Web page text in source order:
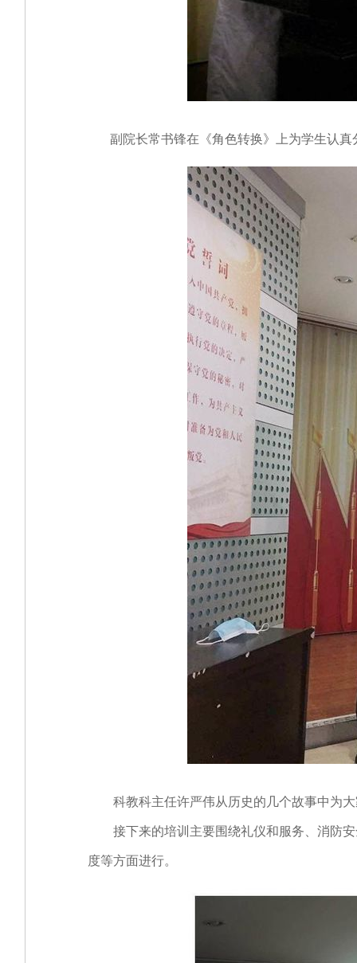
副院长常书锋在《角色转换》上为学生认真
科教科主任许严伟从历史的几个故事中为大
接下来的培训主要围绕礼仪和服务、消防安
度等方面进行。